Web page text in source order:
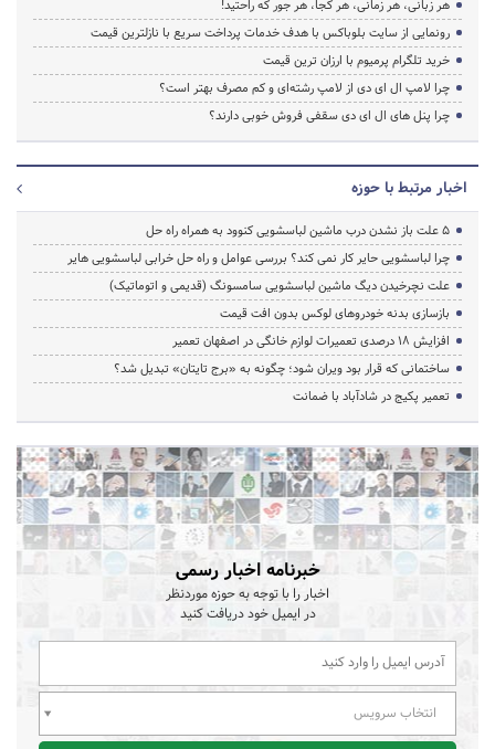
هر زبانی، هر زمانی، هر کجا، هر جور که راحتید!
رونمایی از سایت بلوباکس با هدف خدمات پرداخت سریع با نازلترین قیمت
خرید تلگرام پرمیوم با ارزان ترین قیمت
چرا لامپ ال ای دی از لامپ رشته‌ای و کم مصرف بهتر است؟
چرا پنل های ال ای دی سقفی فروش خوبی دارند؟
اخبار مرتبط با حوزه
5 علت باز نشدن درب ماشین لباسشویی کنوود به همراه راه حل
چرا لباسشویی حایر کار نمی کند؟ بررسی عوامل و راه حل خرابی لباسشویی هایر
علت نچرخیدن دیگ ماشین لباسشویی سامسونگ (قدیمی و اتوماتیک)
بازسازی بدنه خودروهای لوکس بدون افت قیمت
افزایش ۱۸ درصدی تعمیرات لوازم خانگی در اصفهان تعمیر
ساختمانی که قرار بود ویران شود؛ چگونه به «برج تایتان» تبدیل شد؟
تعمیر پکیج در شادآباد با ضمانت
خبرنامه اخبار رسمی
اخبار را با توجه به حوزه موردنظر
در ایمیل خود دریافت کنید
انتخاب سرویس